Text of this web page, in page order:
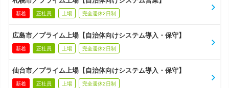
新着 正社員 上場 完全週休2日制
広島市／プライム上場【自治体向けシステム導入・保守】
新着 正社員 上場 完全週休2日制
仙台市／プライム上場【自治体向けシステム導入・保守】
新着 正社員 上場 完全週休2日制